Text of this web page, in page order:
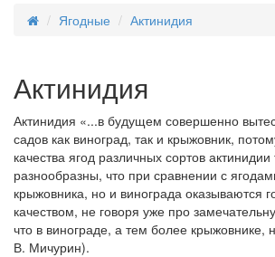
Ягодные Актинидия
Актинидия
Актинидия «...в будущем совершенно
садов как виноград, так и крыжовник,
качества ягод различных сортов
разнообразны, что при сравнении с
крыжовника, но и винограда оказываются
качеством, не говоря уже про
что в винограде, а тем более крыжовнике,
В. Мичурин).